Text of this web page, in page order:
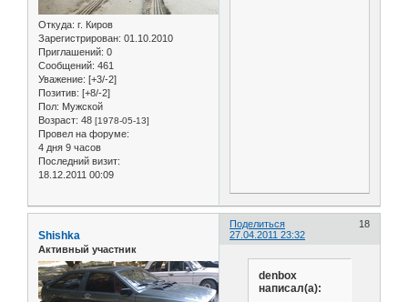
Откуда: г. Киров
Зарегистрирован: 01.10.2010
Приглашений: 0
Сообщений: 461
Уважение: [+3/-2]
Позитив: [+8/-2]
Пол: Мужской
Возраст: 48 [1978-05-13]
Провел на форуме:
4 дня 9 часов
Последний визит:
18.12.2011 00:09
Поделиться
18
27.04.2011 23:32
Shishka
Активный участник
denbox
написал(а):